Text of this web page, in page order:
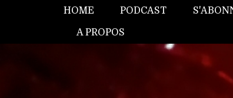
HOME PODCAST
A PROPOS